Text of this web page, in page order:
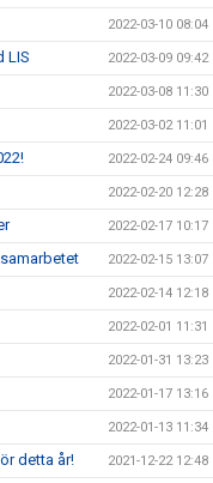
2022-03-10 08:04
LIS 2022-03-09 09:42
2022-03-08 11:30
2022-03-02 11:01
2022-02-24 09:46
2022-02-20 12:28
2022-02-17 10:17
2022-02-15 13:07
2022-02-14 12:18
2022-02-01 11:31
2022-01-31 13:23
2022-01-17 13:16
2022-01-13 11:34
detta år! 2021-12-22 12:48